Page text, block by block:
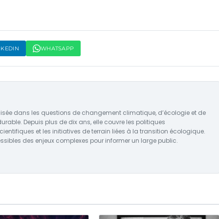
WHATSAPP
dans les questions de changement climatique, d’écologie et de
Depuis plus de dix ans, elle couvre les politiques
et les initiatives de terrain liées à la transition écologique.
des enjeux complexes pour informer un large public.